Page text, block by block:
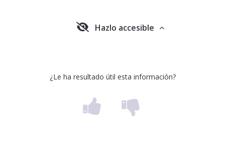
Hazlo accesible
¿Le ha resultado útil esta información?